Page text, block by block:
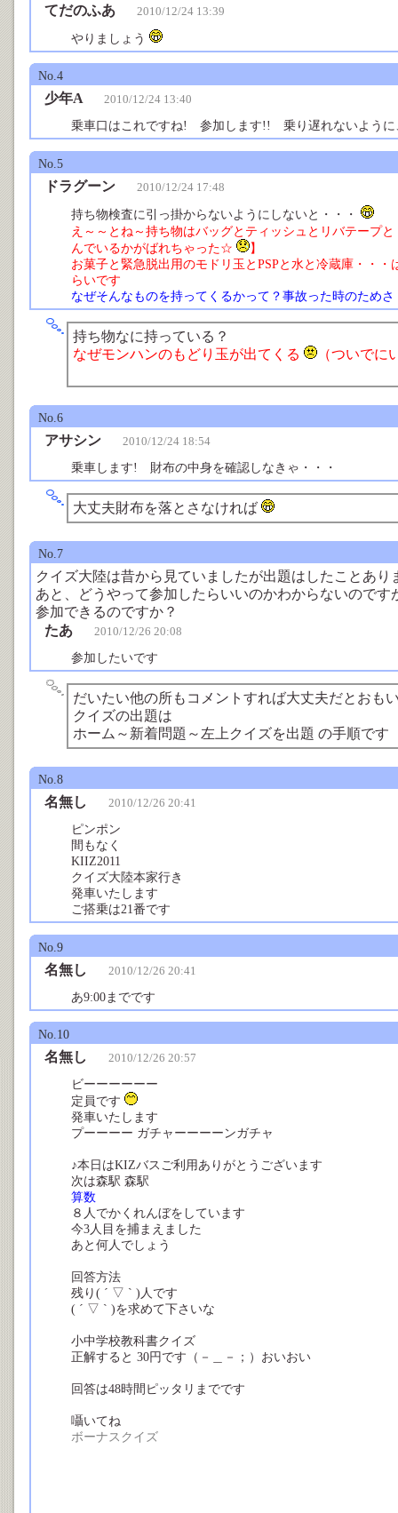
てだのふあ 2010/12/24 13:39
やりましょう
No.4
少年A 2010/12/24 13:40
乗車口はこれですね! 参加します!! 乗り遅れないように
No.5
ドラグーン 2010/12/24 17:48
持ち物検査に引っ掛からないようにしないと・・・
え～～とね～持ち物はバッグとティッシュとリバテープ
んでいるかがばれちゃった☆
】
お菓子と緊急脱出用のモドリ玉とPSPと水と冷蔵庫・・
らいです
なぜそんなものを持ってくるかって？事故った時のため
持ち物なに持っている？
なぜモンハンのもどり玉が出てくる
（ついでに
No.6
アサシン 2010/12/24 18:54
乗車します! 財布の中身を確認しなきゃ・・・
大丈夫財布を落とさなければ
No.7
クイズ大陸は昔から見ていましたが出題はしたことあり
あと、どうやって参加したらいいのかわからないのです
参加できるのですか？
たあ
2010/12/26 20:08
参加したいです
だいたい他の所もコメントすれば大丈夫だとおも
クイズの出題は
ホーム～新着問題～左上クイズを出題 の手順です
No.8
名無し 2010/12/26 20:41
ピンポン
間もなく
KIIZ2011
クイズ大陸本家行き
発車いたします
ご搭乗は21番です
No.9
名無し 2010/12/26 20:41
あ9:00までです
No.10
名無し 2010/12/26 20:57
ビーーーーーー
定員です
発車いたします
プーーーー ガチャーーーーンガチャ
♪本日はKIZバスご利用ありがとうございます
次は森駅 森駅
算数
８人でかくれんぼをしています
今3人目を捕まえました
あと何人でしょう
回答方法
残り( ´ ▽ ` )人です
( ´ ▽ ` )を求めて下さいな
小中学校教科書クイズ
正解すると 30円です（－＿－；）おいおい
回答は48時間ピッタリまでです
囁いてね
ボーナスクイズ